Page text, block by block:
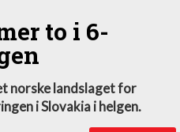
to i 6-
norske landslaget for
i Slovakia i helgen.